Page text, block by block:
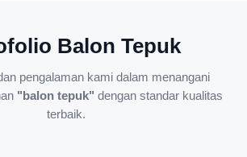
Balon Tepuk
pengalaman kami dalam menangani
"balon tepuk" dengan standar kualitas
terbaik.